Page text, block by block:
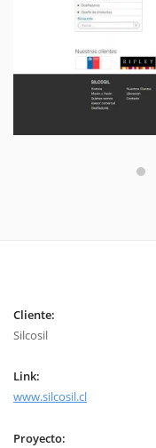
Cliente:
Silcosil
Link:
www.silcosil.cl
Proyecto: